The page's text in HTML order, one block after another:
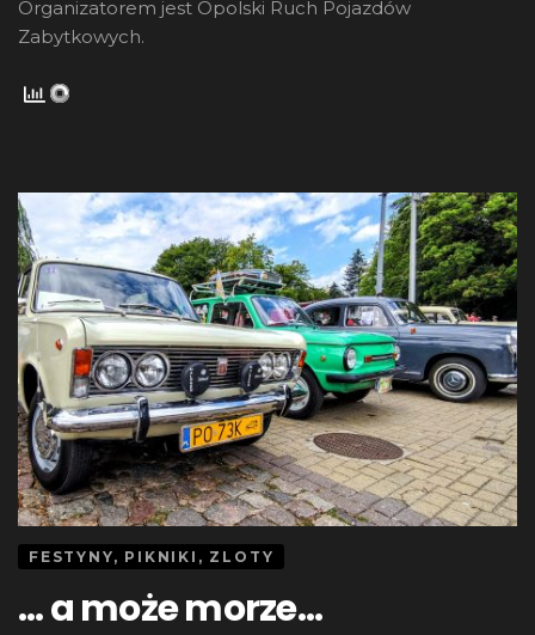
Organizatorem jest Opolski Ruch Pojazdów
Zabytkowych.
FESTYNY, PIKNIKI, ZLOTY
… a może morze…